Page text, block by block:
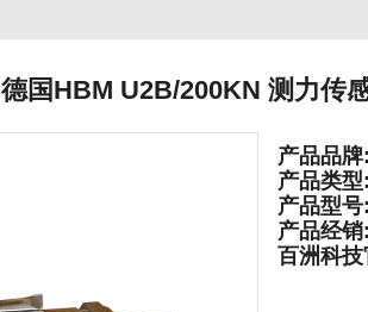
德国HBM U2B/200KN 测力传
产品品
产品类
产品型
产品经
百洲科